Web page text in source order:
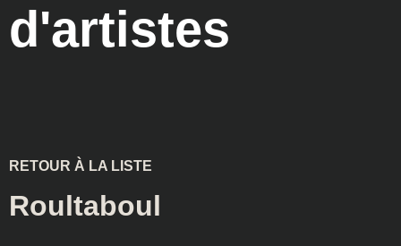
d'artistes
RETOUR À LA LISTE
Roultaboul